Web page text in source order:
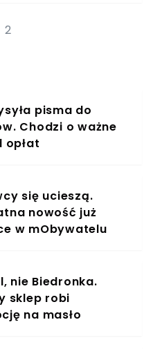
najważniejsze
2
pisma do
Chodzi o ważne
opłat
się ucieszą.
nowość już
w mObywatelu
nie Biedronka.
sklep robi
na masło